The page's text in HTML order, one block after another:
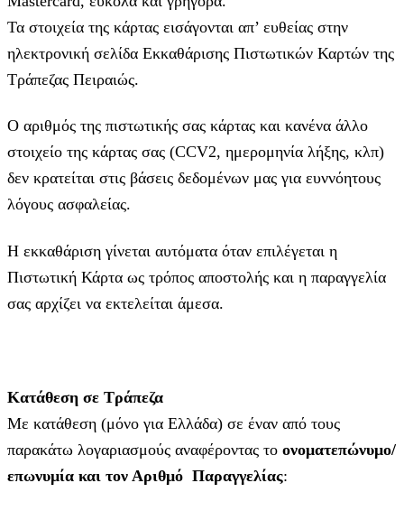
Τα στοιχεία της κάρτας εισάγoνται απ’ ευθείας στην
ηλεκτρονική σελίδα Εκκαθάρισης Πιστωτικών Καρτών της
Τράπεζας Πειραιώς.
Ο αριθμός της πιστωτικής σας κάρτας και κανένα άλλο
στοιχείο της κάρτας σας (CCV2, ημερομηνία λήξης, κλπ)
δεν κρατείται στις βάσεις δεδομένων μας για ευννόητους
λόγους ασφαλείας.
Η εκκαθάριση γίνεται αυτόματα όταν επιλέγεται η
Πιστωτική Κάρτα ως τρόπος αποστολής και η παραγγελία
σας αρχίζει να εκτελείται άμεσα.
Κατάθεση σε Τράπεζα
Με κατάθεση (μόνο για Ελλάδα) σε έναν από τους
παρακάτω λογαριασμούς αναφέροντας το ονοματεπώνυμο/
επωνυμία και τον Αριθμό Παραγγελίας: